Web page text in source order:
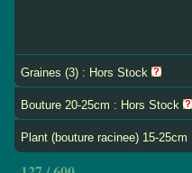
Graines (3) : Hors Stock
Bouture 20-25cm : Hors Stock
Plant (bouture racinee) 15-25cm